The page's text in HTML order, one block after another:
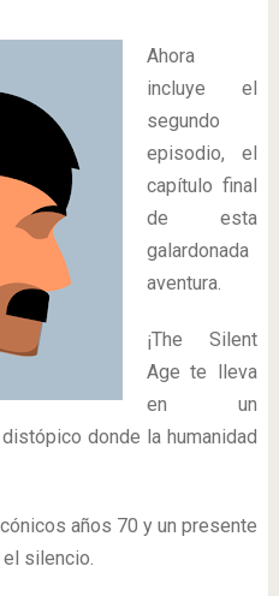
Ahora
incluye el
segundo
episodio, el
capítulo final
de esta
galardonada
aventura.
¡The Silent
Age te lleva
en un
donde la humanidad
años 70 y un presente
silencio.